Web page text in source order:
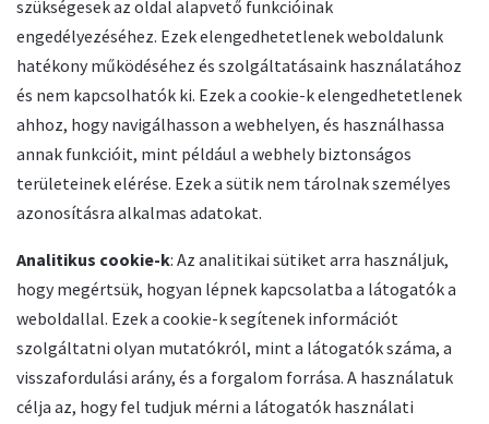
szükségesek az oldal alapvető funkcióinak
engedélyezéséhez. Ezek elengedhetetlenek weboldalunk
hatékony működéséhez és szolgáltatásaink használatához
és nem kapcsolhatók ki. Ezek a cookie-k elengedhetetlenek
ahhoz, hogy navigálhasson a webhelyen, és használhassa
annak funkcióit, mint például a webhely biztonságos
területeinek elérése. Ezek a sütik nem tárolnak személyes
azonosításra alkalmas adatokat.
Analitikus cookie-k: Az analitikai sütiket arra használjuk,
hogy megértsük, hogyan lépnek kapcsolatba a látogatók a
weboldallal. Ezek a cookie-k segítenek információt
szolgáltatni olyan mutatókról, mint a látogatók száma, a
visszafordulási arány, és a forgalom forrása. A használatuk
célja az, hogy fel tudjuk mérni a látogatók használati